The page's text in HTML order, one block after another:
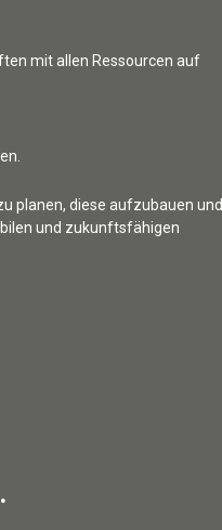
mit allen Ressourcen auf
planen, diese aufzubauen und
und zukunftsfähigen